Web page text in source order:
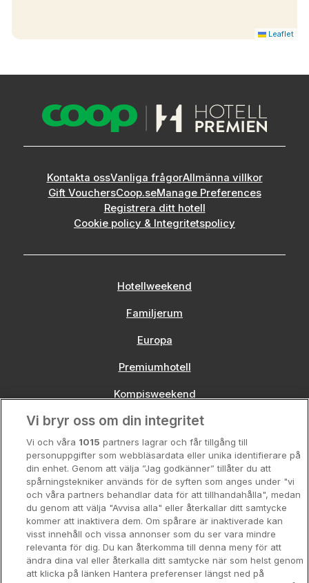
Leaflet
Kontakta ossVanliga frågorAllmänna villkor
Gift VouchersCoop.seManage Preferences
Registrera ditt hotell
Cookie policy & Integritetspolicy
Hotellweekend
Familjerum
Europa
Premiumhotell
Kompisweekend
Storstadsweekend
Hotellrum under 995 kr
Spahotell
Sydsverige
Om Hotellpremien
Nya hotell
Vi bryr oss om din integritet
Vi och våra 1015 partners lagrar och får tillgång till
personuppgifter som webbläsardata eller unika identifierare på
din enhet. Genom att välja ”Jag godkänner” tillåter du att
spårningstekniker används för de syften som anges under "vi
och våra partners behandlar data för att tillhandahålla", medan
du genom att välja "Avvisa alla" eller återkallar ditt samtycke
kommer att inaktivera dem. Om spårare är inaktiverade kan
visst innehåll och vissa annonser som du ser vara mindre
relevanta för dig. Du kan återkomma till denna meny för att
ändra dina val eller återkalla ditt samtycke när som helst genom
att klicka på länken Hantera preferenser längst ned på